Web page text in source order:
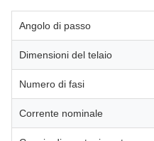
Angolo di passo
Dimensioni del telaio
Numero di fasi
Corrente nominale